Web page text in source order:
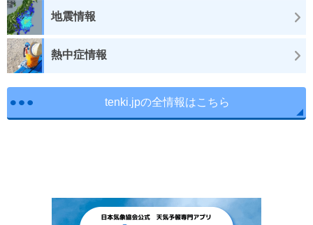
地震情報
熱中症情報
tenki.jpの全情報はこちら